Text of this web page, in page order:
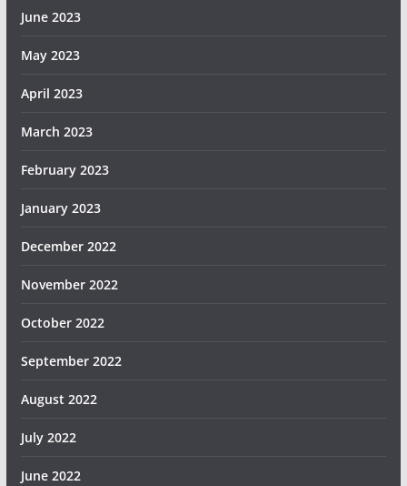
June 2023
May 2023
April 2023
March 2023
February 2023
January 2023
December 2022
November 2022
October 2022
September 2022
August 2022
July 2022
June 2022